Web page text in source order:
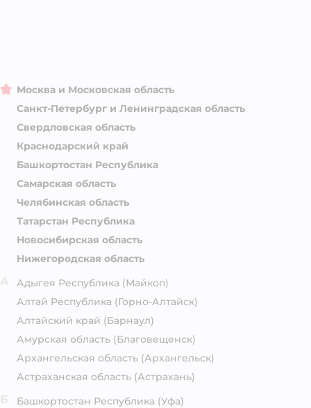
Москва и Московская область
Санкт-Петербург и Ленинградская область
Свердловская область
Краснодарский край
Башкортостан Республика
Самарская область
Челябинская область
Татарстан Республика
Новосибирская область
Нижегородская область
Адыгея Республика (Майкоп)
Алтай Республика (Горно-Алтайск)
Алтайский край (Барнаул)
Амурская область (Благовещенск)
Архангельская область (Архангельск)
Астраханская область (Астрахань)
Башкортостан Республика (Уфа)